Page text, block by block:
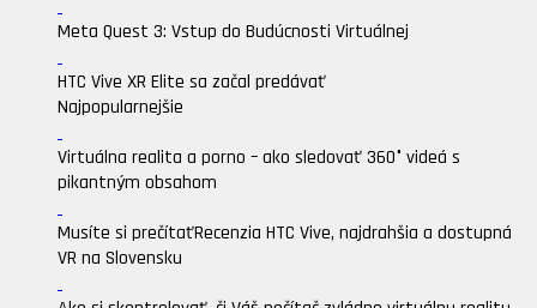
Meta Quest 3: Vstup do Budúcnosti Virtuálnej
HTC Vive XR Elite sa začal predávať
Najpopularnejšie
Virtuálna realita a porno – ako sledovať 360° videá s
pikantným obsahom
Musíte si prečítaťRecenzia HTC Vive, najdrahšia a dostupná
VR na Slovensku